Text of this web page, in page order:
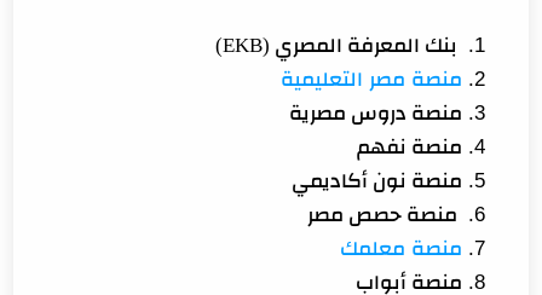
أهم التطبيقات التعليمية لطلاب الثانوية
تطبيق My Study Life
برنامج اشطر
تطبيق SpinMe Alarm Clock
أفضل قنوات اليوتيوب التعليمية للثانوية العامة
قناة مدرستنا
بنك المعرفة المصري (EKB)
منصة مصر التعليمية
منصة دروس مصرية
منصة نفهم
منصة نون أكاديمي
منصة حصص مصر
منصة معلمك
منصة أبواب